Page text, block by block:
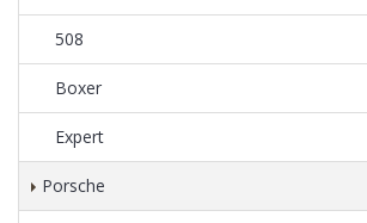
508
Boxer
Expert
Porsche